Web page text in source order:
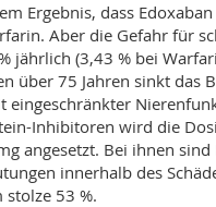
Ergebnis, dass
Aber die Gefahr für
jährlich (3,43 % bei
über 75 Jahren sinkt das
eingeschränkter
Inhibitoren wird die
angesetzt. Bei ihnen
innerhalb des
53 %.